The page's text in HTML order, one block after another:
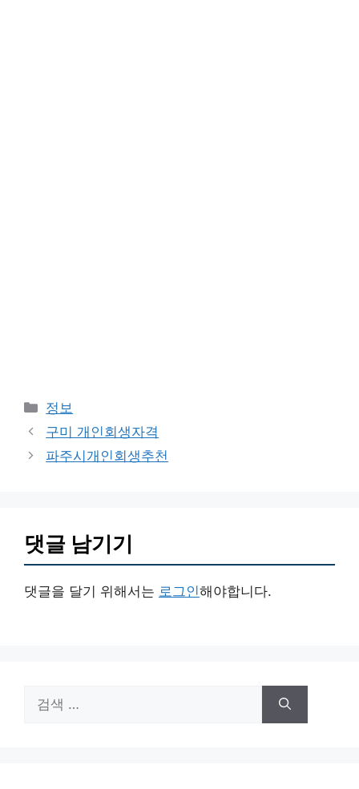
카
테
고
리
정보
구미 개인회생자격
파주시개인회생추천
댓글 남기기
댓글을 달기 위해서는 로그인해야합니다.
색: